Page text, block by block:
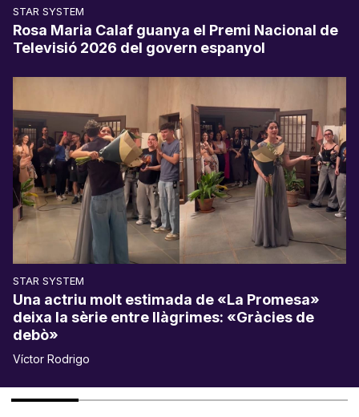
STAR SYSTEM
Rosa Maria Calaf guanya el Premi Nacional de
Televisió 2026 del govern espanyol
STAR SYSTEM
Una actriu molt estimada de «La Promesa»
deixa la sèrie entre llàgrimes: «Gràcies de
debò»
Víctor Rodrigo